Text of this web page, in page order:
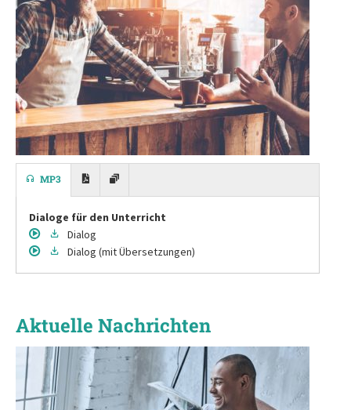
MP3
Dialoge für den Unterricht
Dialog
Dialog (mit Übersetzungen)
Aktuelle Nachrichten